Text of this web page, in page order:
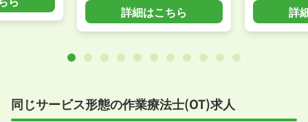
詳細はこちら 詳
同じサービス形態の作業療法士(OT)求人